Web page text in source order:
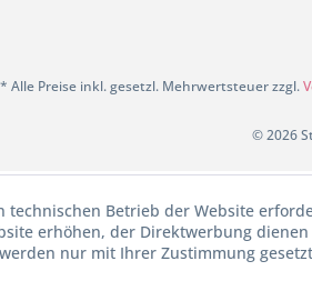
* Alle Preise inkl. gesetzl. Mehrwertsteuer zzgl.
© 2026
technischen Betrieb der Website
erhöhen, der Direktwerbung
nur mit Ihrer Zustimmung